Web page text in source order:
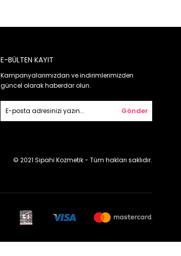
E-BÜLTEN KAYIT
Kampanyalarımızdan ve indirimlerimizden
güncel olarak haberdar olun.
Gönder
© 2021 Sipahi Kozmetik - Tüm hakları saklıdır.